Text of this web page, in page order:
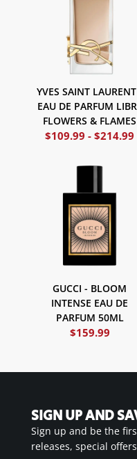
YVES SAINT
EAU DE PARFUM
FLOWERS & FLAMES
$109.99 -$214.99
GUCCI - BLOOM
INTENSE EAU DE
PARFUM 50ML
$159.99
SIGN UP AND
Sign up and be the
releases, special